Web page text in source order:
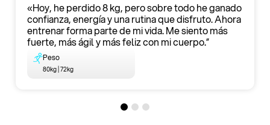
«Hoy, he perdido 8 kg, pero sobre todo he ganado
confianza, energía y una rutina que disfruto. Ahora
entrenar forma parte de mi vida. Me siento más
fuerte, más ágil y más feliz con mi cuerpo.”
Peso
80kg | 72kg